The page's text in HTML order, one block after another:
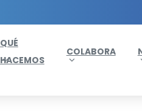
QUÉ
HACEMOS
COLABORA